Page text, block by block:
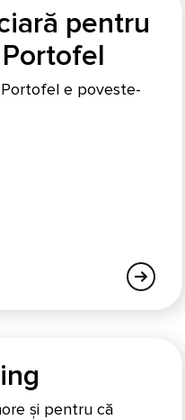
pentru
Portofel e poveste-
și pentru că